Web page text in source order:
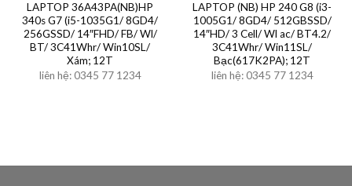
LAPTOP 36A43PA(NB)HP
340s G7 (i5-1035G1/ 8GD4/
256GSSD/ 14″FHD/ FB/ Wl/
BT/ 3C41Whr/ Win10SL/
Xám; 12T
liên hệ: 0345 77 1234
LAPTOP (NB) HP 240 G8 (i3-
1005G1/ 8GD4/ 512GBSSD/
14″HD/ 3 Cell/ Wl ac/ BT4.2/
3C41Whr/ Win11SL/
Bạc(617K2PA); 12T
liên hệ: 0345 77 1234